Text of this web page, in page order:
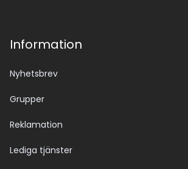
Information
Nyhetsbrev
Grupper
Reklamation
Lediga tjänster